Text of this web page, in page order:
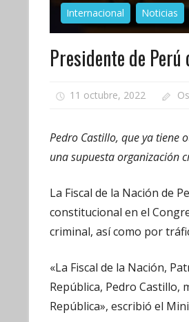
Internacional Noticias
Presidente de
11 octubre, 2022
Pedro Castillo, que ya tiene
una supuesta organización
La Fiscal de la Nación de
constitucional en el
criminal, así como por
«La Fiscal de la Nación,
República, Pedro Castillo,
República», escribió el